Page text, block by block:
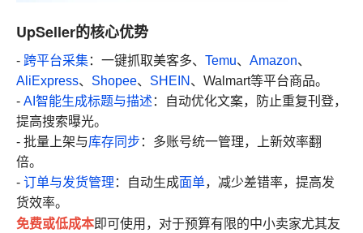
UpSeller的核心优势
- 跨平台采集：一键抓取美客多、 Temu、 Amazon、
AliExpress、 Shopee、 SHEIN 、Walmart等平台商品。
- AI智能生成标题与描述 ：自动优化文案，防止重复刊登，
提高搜索曝光。
- 批量上架与库存同步 ：多账号统一管理，上新效率翻
倍。
- 订单与发货管理 ：自动生成面单，减少差错率，提高发
货效率。
免费或低成本即可使用，对于预算有限的中小卖家尤其友